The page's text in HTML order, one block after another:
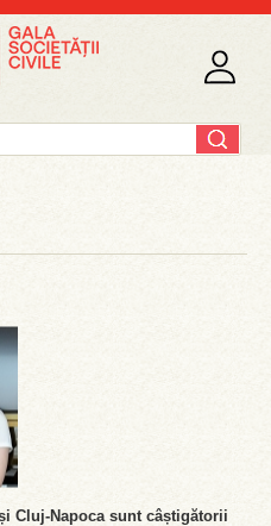
Cluj-Napoca sunt câștigătorii